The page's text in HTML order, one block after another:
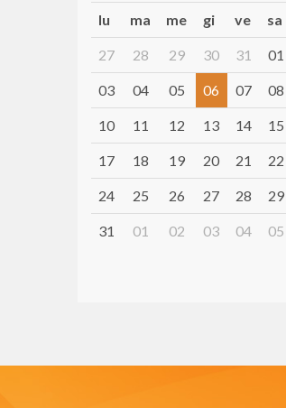
lu
ma me gi ve sa
27 28 29 30 31 01
03 04 05 06 07 08
10 11 12 13 14 15
17 18 19 20 21 22
24 25 26 27 28 29
31 01 02 03 04 05